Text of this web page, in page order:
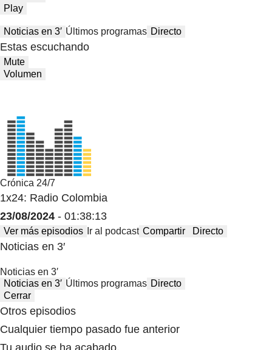
Play
Noticias en 3′ Últimos programas Directo
Estas escuchando
Mute
Volumen
Crónica 24/7
1x24: Radio Colombia
23/08/2024 - 01:38:13
Ver más episodios Ir al podcast Compartir Directo
Noticias en 3′
Noticias en 3′
Noticias en 3′ Últimos programas Directo
Cerrar
Otros episodios
Cualquier tiempo pasado fue anterior